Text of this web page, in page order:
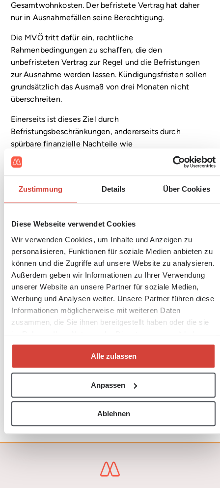
Zustimmung Details Über Cookies
Diese Webseite verwendet Cookies
Wir verwenden Cookies, um Inhalte und Anzeigen zu
personalisieren, Funktionen für soziale Medien anbieten zu
können und die Zugriffe auf unsere Website zu analysieren.
Außerdem geben wir Informationen zu Ihrer Verwendung
unserer Website an unsere Partner für soziale Medien,
Werbung und Analysen weiter. Unsere Partner führen diese
Informationen möglicherweise mit weiteren Daten
zusammen, die Sie ihnen bereitgestellt haben oder die sie
im Rahmen Ihrer Nutzung der Dienste gesammelt haben.
Alle zulassen
Anpassen
Ablehnen
Gesamtwohnkosten. Der befristete Vertrag hat daher
nur in Ausnahmefällen seine Berechtigung.
Die MVÖ tritt dafür ein, rechtliche
Rahmenbedingungen zu schaffen, die den
unbefristeten Vertrag zur Regel und die Befristungen
zur Ausnahme werden lassen. Kündigungsfristen sollen
grundsätzlich das Ausmaß von drei Monaten nicht
überschreiten.
Einerseits ist dieses Ziel durch
Befristungsbeschränkungen, andererseits durch
spürbare finanzielle Nachteile wie
Befristungsabschläge und Mindestbefristungen zu
gewährleisten. Der Befristungsabschlag soll mindestens
MieterInnen im Falle von Befristungen jederzeit
kündigen können. Darüber hinaus fordern wir eine
Unsere Forderungen zur
Nationalratswahl 2017:
+
Wohnen muss Grundrecht werden
+ Ein Mietrecht für alle
+Einschränkung der Befristungsmöglichkeiten –
Abschaffung der Endlosketten
+ Klare Mietzinsobergrenzen
+ Abschaffung der Maklerprovision für MieterInnen
+ Beschränkung der Kautionskosten
+ Faire Rechtsdurchsetzung
Weg mit der Mietkaufoption
+ Leerstandsabgabe